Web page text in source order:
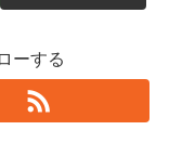
ーする